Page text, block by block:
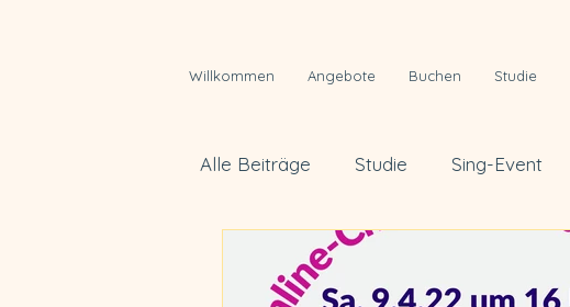
Willkommen Angebote Buchen Studie
Alle Beiträge Studie Sing-Event
Ressourcen und Energietankstellen